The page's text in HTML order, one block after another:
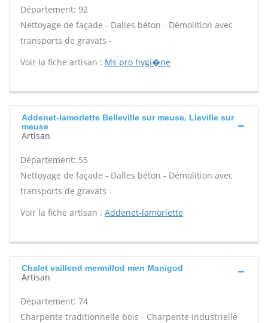
Département: 92
Nettoyage de façade - Dalles béton - Démolition avec
transports de gravats -
Voir la fiche artisan : Ms pro hygi�ne
Addenet-lamorlette Belleville sur meuse, Lleville sur
meuse
Artisan
Département: 55
Nettoyage de façade - Dalles béton - Démolition avec
transports de gravats -
Voir la fiche artisan : Addenet-lamorlette
Chalet vaillend mermillod men Manigod
Artisan
Département: 74
Charpente traditionnelle bois - Charpente industrielle